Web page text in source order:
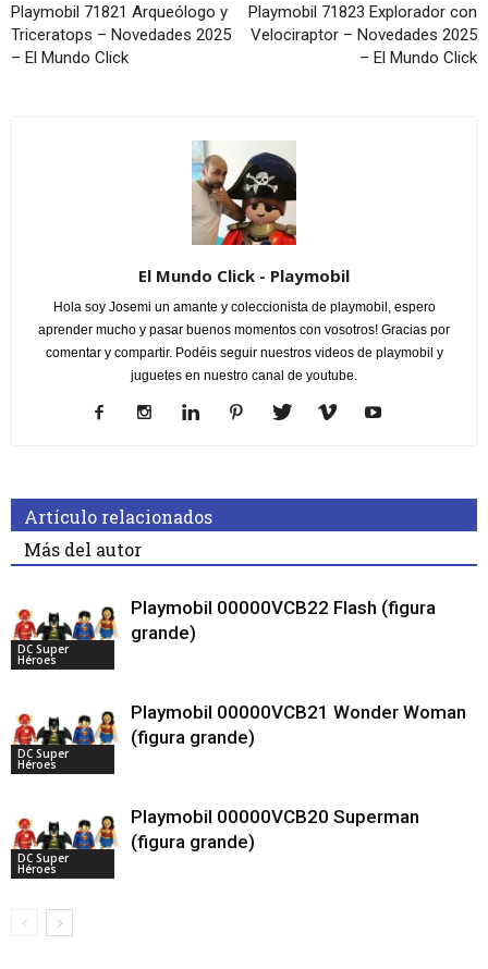
Playmobil 71821 Arqueólogo y
Triceratops – Novedades 2025
– El Mundo Click
Playmobil 71823 Explorador con
Velociraptor – Novedades 2025
– El Mundo Click
El Mundo Click - Playmobil
Hola soy Josemi un amante y coleccionista de playmobil, espero
aprender mucho y pasar buenos momentos con vosotros! Gracias por
comentar y compartir. Podéis seguir nuestros videos de playmobil y
juguetes en nuestro canal de youtube.
Artículo relacionados
Más del autor
DC Super
Héroes
Playmobil 00000VCB22 Flash (figura
grande)
DC Super
Héroes
Playmobil 00000VCB21 Wonder Woman
(figura grande)
DC Super
Héroes
Playmobil 00000VCB20 Superman
(figura grande)